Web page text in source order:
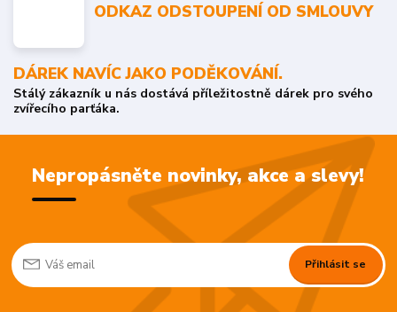
ODKAZ ODSTOUPENÍ OD SMLOUVY
DÁREK NAVÍC JAKO PODĚKOVÁNÍ.
Stálý zákazník u nás dostává příležitostně dárek pro svého
zvířecího parťáka.
Nepropásněte novinky, akce a slevy!
Přihlásit se